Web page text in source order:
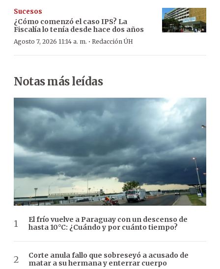
Sucesos
¿Cómo comenzó el caso IPS? La
Fiscalía lo tenía desde hace dos años
Agosto 7, 2026 11:14 a. m. · Redacción ÚH
Notas más leídas
El frío vuelve a Paraguay con un descenso de
hasta 10°C: ¿Cuándo y por cuánto tiempo?
Corte anula fallo que sobreseyó a acusado de
matar a su hermana y enterrar cuerpo